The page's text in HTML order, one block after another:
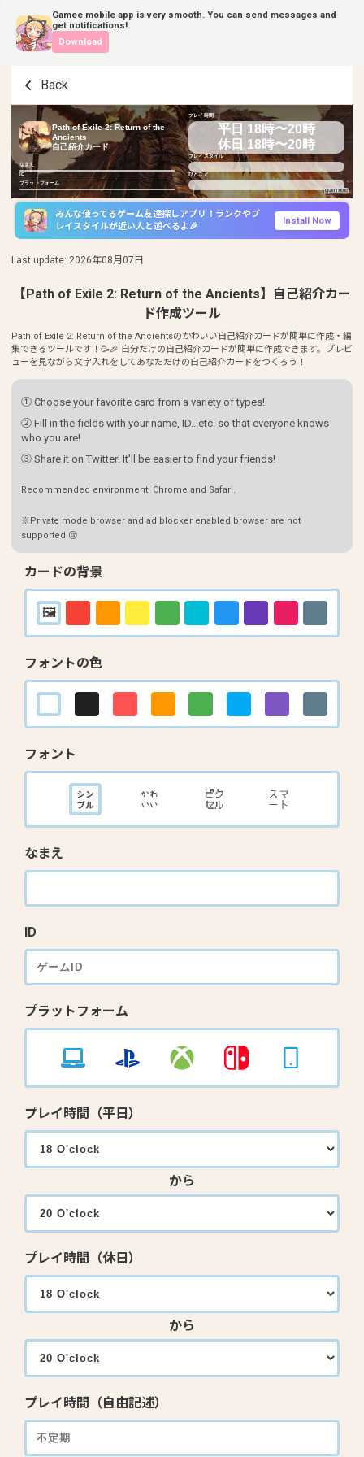
Gamee mobile app is very smooth. You can send messages and
get notifications!
Download
Back
Path of Exile 2: Return of the
Ancients
自己紹介カード
なまえ
ID
プラットフォーム
プレイ時間
平日 18時〜20時
休日 18時〜20時
プレイスタイル
ひとこと
みんな使ってるゲーム友達探しアプリ！ランクやプ
レイスタイルが近い人と遊べるよ🎉
Install Now
Last update: 2026年08月07日
【Path of Exile 2: Return of the Ancients】自己紹介カー
ド作成ツール
Path of Exile 2: Return of the Ancientsのかわいい自己紹介カードが簡単に作成・編
集できるツールです！🥳🎉 自分だけの自己紹介カードが簡単に作成できます。プレビ
ューを見ながら文字入れをしてあなただけの自己紹介カードをつくろう！
① Choose your favorite card from a variety of types!
② Fill in the fields with your name, ID...etc. so that everyone knows
who you are!
③ Share it on Twitter! It'll be easier to find your friends!
Recommended environment: Chrome and Safari.
※Private mode browser and ad blocker enabled browser are not
supported.😢
カードの背景
フォントの色
フォント
なまえ
ID
プラットフォーム
プレイ時間（平日）
から
プレイ時間（休日）
から
プレイ時間（自由記述）